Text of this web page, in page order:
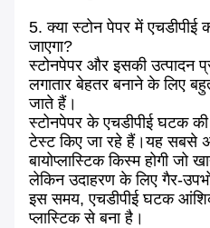
5. क्या स्टोन पेपर में एचडीपीई
जाएगा?
स्टोनपेपर और इसकी उत्पादन
लगातार बेहतर बनाने के लिए
जाते हैं।
स्टोनपेपर के एचडीपीई घटक
टेस्ट किए जा रहे हैं।यह सबसे
बायोप्लास्टिक किस्म होगी जो
लेकिन उदाहरण के लिए गैर-
इस समय, एचडीपीई घटक
प्लास्टिक से बना है।